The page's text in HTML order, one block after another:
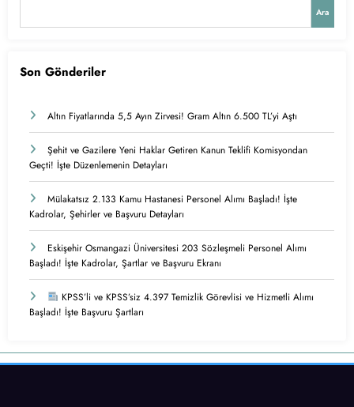
Ara
Son Gönderiler
Altın Fiyatlarında 5,5 Ayın Zirvesi! Gram Altın 6.500 TL’yi Aştı
Şehit ve Gazilere Yeni Haklar Getiren Kanun Teklifi Komisyondan
Geçti! İşte Düzenlemenin Detayları
Mülakatsız 2.133 Kamu Hastanesi Personel Alımı Başladı! İşte
Kadrolar, Şehirler ve Başvuru Detayları
Eskişehir Osmangazi Üniversitesi 203 Sözleşmeli Personel Alımı
Başladı! İşte Kadrolar, Şartlar ve Başvuru Ekranı
KPSS’li ve KPSS’siz 4.397 Temizlik Görevlisi ve Hizmetli Alımı
Başladı! İşte Başvuru Şartları